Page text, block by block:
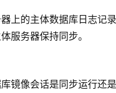
上的主体数据库日志记
服务器保持同步。
镜像会话是同步运行还